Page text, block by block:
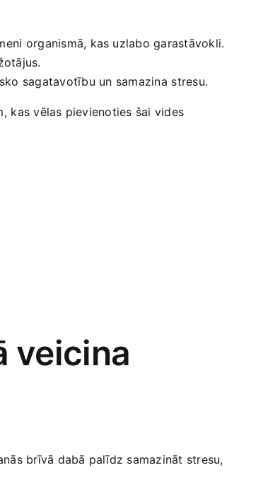
⁤organismā, ‌kas uzlabo‌ garastāvokli.
sagatavotību un ⁢samazina ⁤stresu.
⁢kas vēlas pievienoties šai vides‍
veicina
brīvā dabā palīdz samazināt stresu,​